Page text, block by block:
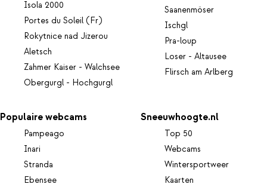
Isola 2000
Portes du Soleil (Fr)
Rokytnice nad Jizerou
Aletsch
Zahmer Kaiser - Walchsee
Obergurgl - Hochgurgl
Saanenmöser
Ischgl
Pra-loup
Loser - Altausee
Flirsch am Arlberg
Populaire webcams
Pampeago
Inari
Stranda
Ebensee
Sneeuwhoogte.nl
Top 50
Webcams
Wintersportweer
Kaarten